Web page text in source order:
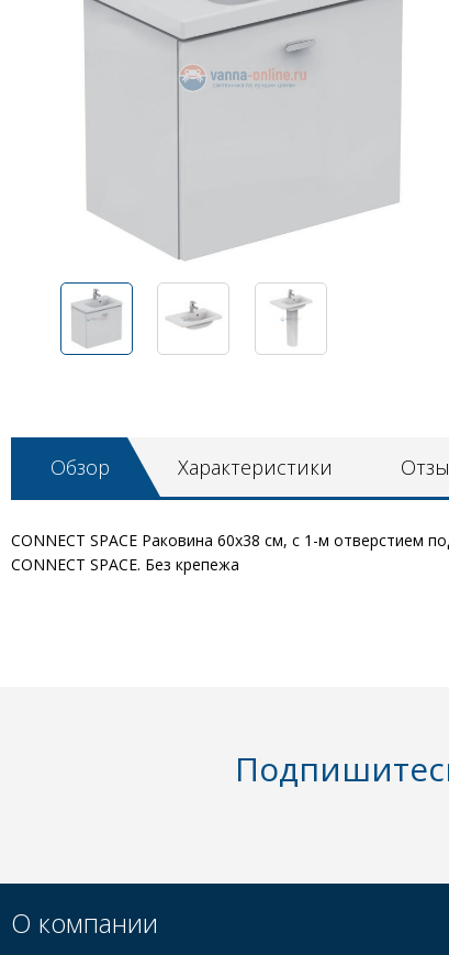
Обзор Характеристики
CONNECT SPACE Раковина 60х38 см, с 1-м отверстием
CONNECT SPACE. Без крепежа
О компании